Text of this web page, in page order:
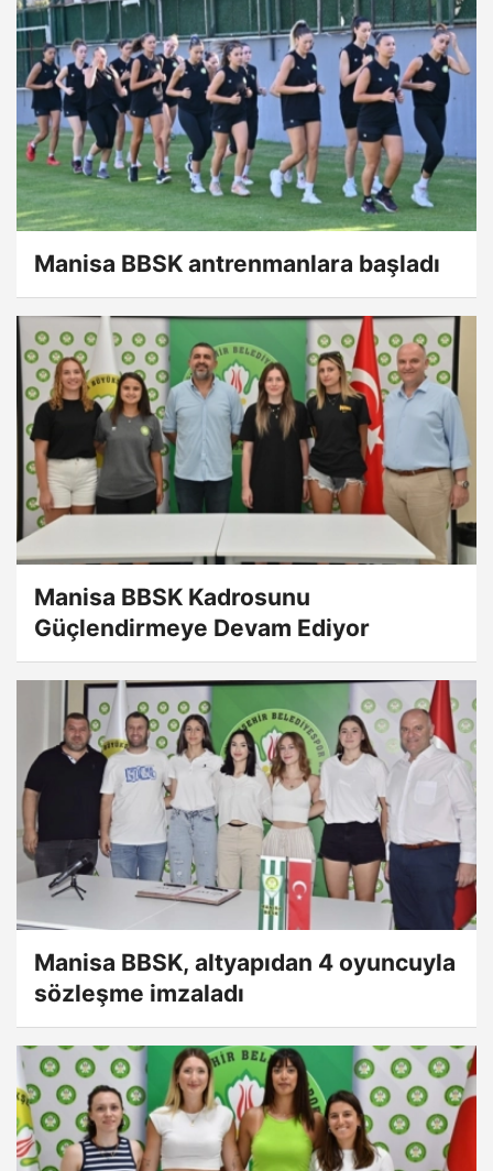
Manisa BBSK antrenmanlara başladı
Manisa BBSK Kadrosunu
Güçlendirmeye Devam Ediyor
Manisa BBSK, altyapıdan 4 oyuncuyla
sözleşme imzaladı